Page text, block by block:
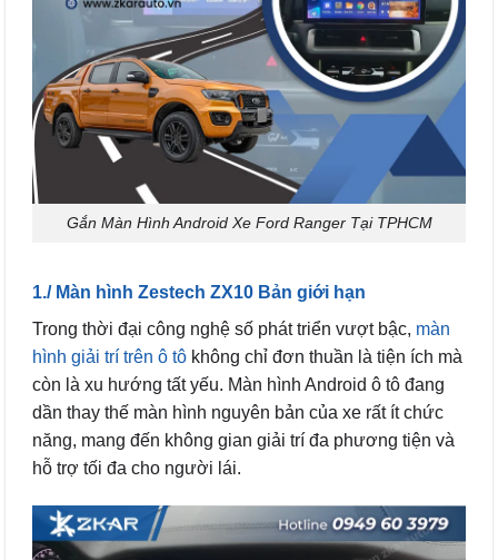
Gắn Màn Hình Android Xe Ford Ranger Tại TPHCM
1./ Màn hình Zestech ZX10 Bản giới hạn
Trong thời đại công nghệ số phát triển vượt bậc, màn
hình giải trí trên ô tô không chỉ đơn thuần là tiện ích mà
còn là xu hướng tất yếu. Màn hình Android ô tô đang
dần thay thế màn hình nguyên bản của xe rất ít chức
năng, mang đến không gian giải trí đa phương tiện và
hỗ trợ tối đa cho người lái.